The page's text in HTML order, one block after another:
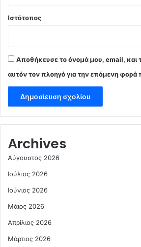
Ιστότοπος
Αποθήκευσε το όνομά μου, email, και
αυτόν τον πλοηγό για την επόμενη
Archives
Αύγουστος 2026
Ιούλιος 2026
Ιούνιος 2026
Μάιος 2026
Απρίλιος 2026
Μάρτιος 2026